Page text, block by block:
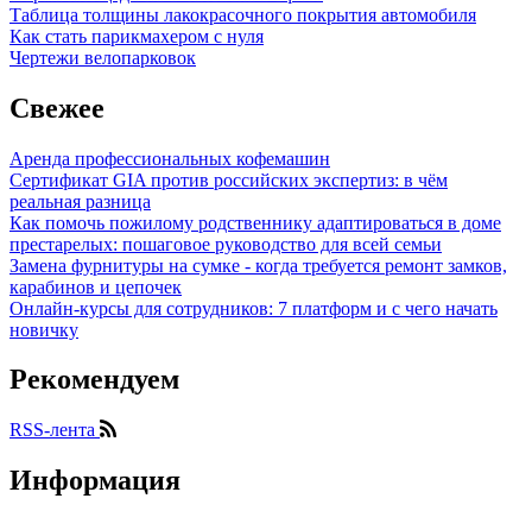
Таблица толщины лакокрасочного покрытия автомобиля
Как стать парикмахером с нуля
Чертежи велопарковок
Свежее
Аренда профессиональных кофемашин
Сертификат GIA против российских экспертиз: в чём
реальная разница
Как помочь пожилому родственнику адаптироваться в доме
престарелых: пошаговое руководство для всей семьи
Замена фурнитуры на сумке - когда требуется ремонт замков,
карабинов и цепочек
Онлайн-курсы для сотрудников: 7 платформ и с чего начать
новичку
Рекомендуем
RSS-лента
Информация